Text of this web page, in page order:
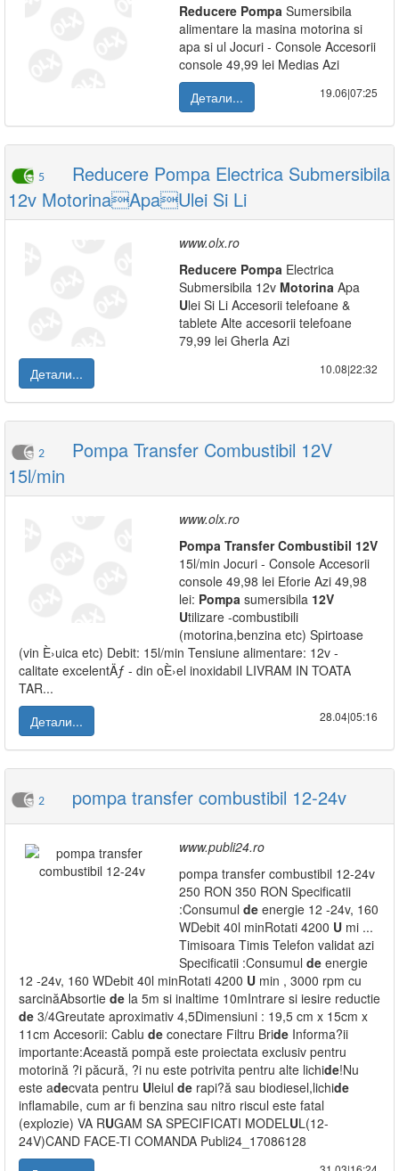
Reducere Pompa Sumersibila
alimentare la masina motorina si
apa si ul Jocuri - Console Accesorii
console 49,99 lei Medias Azi
Детали...
19.06|07:25
5
Reducere Pompa Electrica Submersibila
12v MotorinaApaUlei Si Li
www.olx.ro
Reducere Pompa Electrica
Submersibila 12v Motorina Apa
Ulei Si Li Accesorii telefoane &
tablete Alte accesorii telefoane
79,99 lei Gherla Azi
Детали...
10.08|22:32
2
Pompa Transfer Combustibil 12V
15l/min
www.olx.ro
Pompa Transfer Combustibil 12V
15l/min Jocuri - Console Accesorii
console 49,98 lei Eforie Azi 49,98
lei: Pompa sumersibila 12V
Utilizare -combustibili
(motorina,benzina etc) Spirtoase
(vin È›uica etc) Debit: 15l/min Tensiune alimentare: 12v -
calitate excelentÄƒ - din oÈ›el inoxidabil LIVRAM IN TOATA
TAR...
Детали...
28.04|05:16
2 pompa transfer combustibil 12-24v
www.publi24.ro
pompa transfer combustibil 12-24v
250 RON 350 RON Specificatii
:Consumul de energie 12 -24v, 160
WDebit 40l minRotati 4200 U mi ...
Timisoara Timis Telefon validat azi
Specificatii :Consumul de energie
12 -24v, 160 WDebit 40l minRotati 4200 U min , 3000 rpm cu
sarcinăAbsortie de la 5m si inaltime 10mIntrare si iesire reductie
de 3/4Greutate aproximativ 4,5Dimensiuni : 19,5 cm x 15cm x
11cm Accesorii: Cablu de conectare Filtru Bride Informa?ii
importante:Această pompă este proiectata exclusiv pentru
motorină ?i păcură, ?i nu este potrivita pentru alte lichide!Nu
este adecvata pentru Uleiul de rapi?ă sau biodiesel,lichide
inflamabile, cum ar fi benzina sau nitro riscul este fatal
(explozie) VA RUGAM SA SPECIFICATI MODELUL(12-
24V)CAND FACE-TI COMANDA Publi24_17086128